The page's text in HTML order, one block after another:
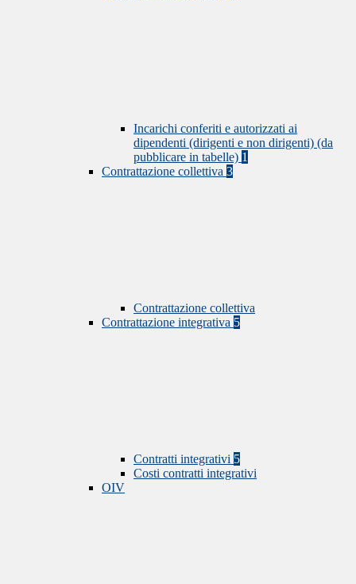
Incarichi conferiti e autorizzati ai
dipendenti (dirigenti e non dirigenti) (da
pubblicare in tabelle) 1
Contrattazione collettiva 3
Contrattazione collettiva
Contrattazione integrativa 5
Contratti integrativi 5
Costi contratti integrativi
OIV